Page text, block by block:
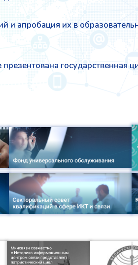
и апробация их в
презентована государственная